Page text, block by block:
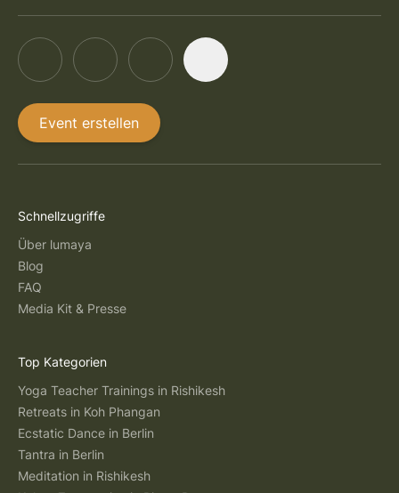
Event erstellen
Schnellzugriffe
Über lumaya
Blog
FAQ
Media Kit & Presse
Top Kategorien
Yoga Teacher Trainings in Rishikesh
Retreats in Koh Phangan
Ecstatic Dance in Berlin
Tantra in Berlin
Meditation in Rishikesh